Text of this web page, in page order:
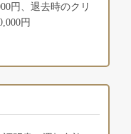
円、退去時のクリ
円